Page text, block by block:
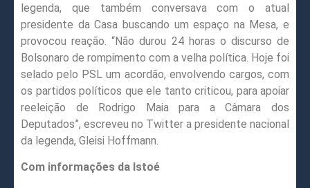
legenda, que também conversava com o atual
presidente da Casa buscando um espaço na Mesa, e
provocou reação. “Não durou 24 horas o discurso de
Bolsonaro de rompimento com a velha política. Hoje foi
selado pelo PSL um acordão, envolvendo cargos, com
os partidos políticos que ele tanto criticou, para apoiar
reeleição de Rodrigo Maia para a Câmara dos
Deputados”, escreveu no Twitter a presidente nacional
da legenda, Gleisi Hoffmann.
Com informações da Istoé